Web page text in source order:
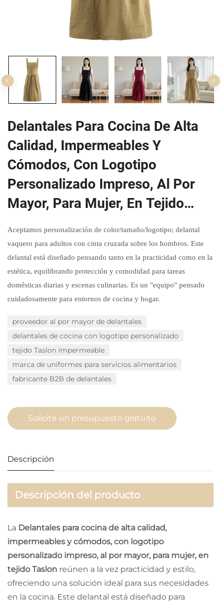
Delantales Para Cocina De Alta
Calidad, Impermeables Y
Cómodos, Con Logotipo
Personalizado Impreso, Al Por
Mayor, Para Mujer, En Tejido
Aceptamos personalización de color/tamaño/logotipo; delantal
vaquero para adultos con cinta cruzada sobre los hombros. Este
delantal está diseñado pensando tanto en la practicidad como en la
estética, equilibrando protección y comodidad para tareas
domésticas diarias y escenas culinarias. Es un "equipo" pensado
cuidadosamente para entornos de cocina y hogar.
proveedor al por mayor de delantales
delantales de cocina con logotipo personalizado
tejido Taslon impermeable
marca de uniformes para servicios alimentarios
fabricante B2B de delantales
Solicite un presupuesto gratuito
Descripción
Descripción del producto
La Delantales para cocina de alta calidad,
impermeables y cómodos, con logotipo
personalizado impreso, al por mayor, para mujer, en
tejido Taslon reúnen a la vez practicidad y estilo,
ofreciendo una solución ideal para sus necesidades
en la cocina. Este delantal está diseñado para